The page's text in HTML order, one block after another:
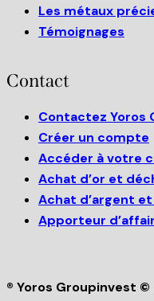
Les métaux
Témoignages
Contact
Contactez Yoros
Créer un compte
Accéder à votre
Achat d’or et
Achat d’argent
Apporteur
® Yoros Groupinvest